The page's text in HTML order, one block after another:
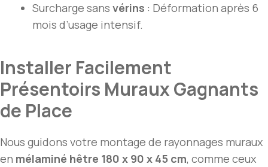
Surcharge sans vérins : Déformation après 6
mois d’usage intensif.
Installer Facilement
Présentoirs Muraux Gagnants
de Place
Nous guidons votre montage de rayonnages muraux
en mélaminé hêtre 180 x 90 x 45 cm, comme ceux